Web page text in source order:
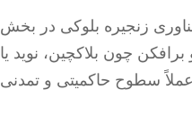
زنجیره بلوکی در بخش
چون بلاکچین، نوید یا